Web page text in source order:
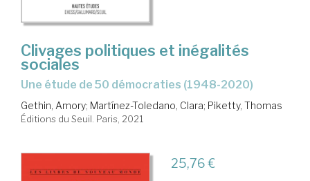
Clivages politiques et inégalités
sociales
une étude de 50 démocraties (1948-2020)
Gethin, Amory; Martínez-Toledano, Clara; Piketty, Thomas
Éditions du Seuil. Paris, 2021
25,76 €